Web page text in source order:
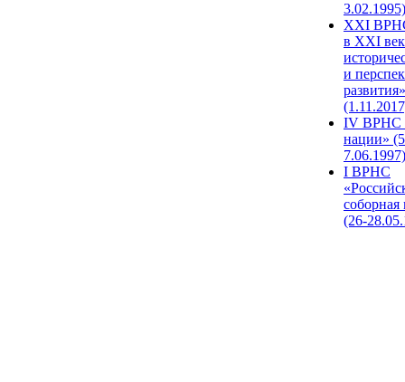
3.02.1995)
XХI
в XXI
и
развития»
IV ВРНС
нации»
7.06.1997)
I ВРНС
(26-